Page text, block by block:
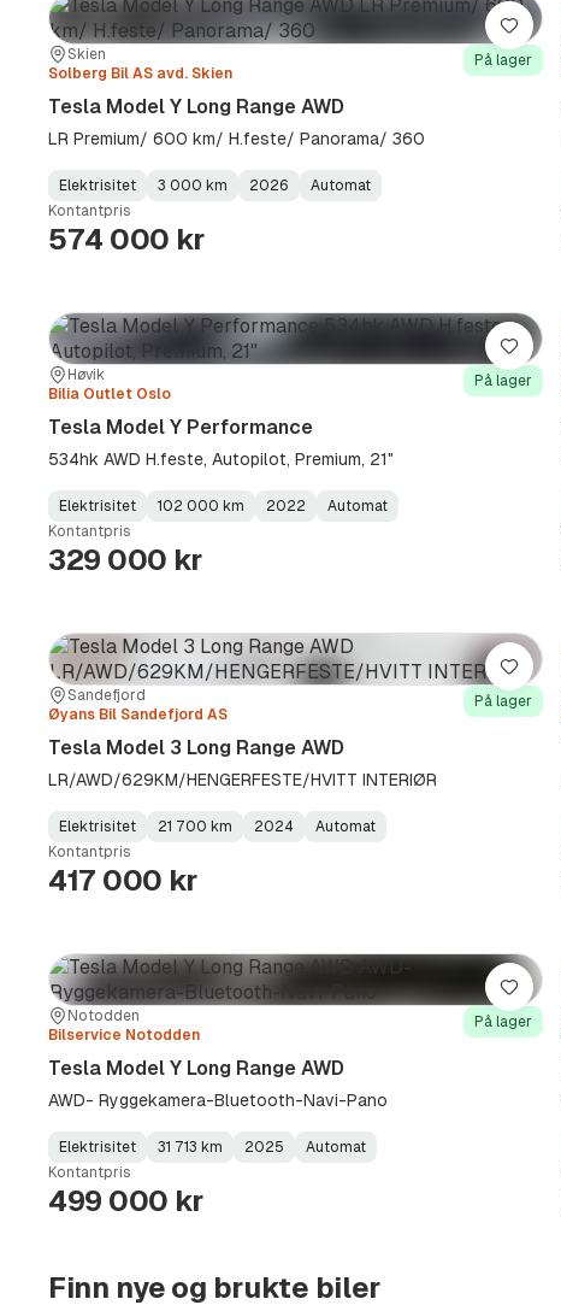
Sted:
Skien
Forhandler:
Solberg Bil AS avd. Skien
På lager
Tesla Model Y Long Range AWD
LR Premium/ 600 km/ H.feste/ Panorama/ 360
Fuel
Type:
Elektrisitet
Kilometerstand:
3 000 km
Model
Year:
2026
Gearbox
Type:
Automat
Kontantpris
574 000 kr
Lagre
Sted:
Høvik
Forhandler:
Bilia Outlet Oslo
På lager
Tesla Model Y Performance
534hk AWD H.feste, Autopilot, Premium, 21"
Fuel
Type:
Elektrisitet
Kilometerstand :
102 000 km
Model
Year:
2022
Gearbox
Type:
Automat
Kontantpris
329 000 kr
Lagre
Sted:
Sandefjord
Forhandler:
Øyans Bil Sandefjord AS
På lager
Tesla Model 3 Long Range AWD
LR/AWD/629KM/HENGERFESTE/HVITT INTERIØR
Fuel
Type:
Elektrisitet
Kilometerstand :
21 700 km
Model
Year:
2024
Gearbox
Type:
Automat
Kontantpris
417 000 kr
Lagre
Sted:Notodden
Forhandler:
Bilservice Notodden
På lager
Tesla Model Y Long Range AWD
AWD- Ryggekamera-Bluetooth-Navi-Pano
Fuel
Type:
Elektrisitet
Kilometerstand :
31 713 km
Model
Year:
2025
Gearbox
Type:
Automat
Kontantpris
499 000 kr
Lagre
Finn nye og brukte biler